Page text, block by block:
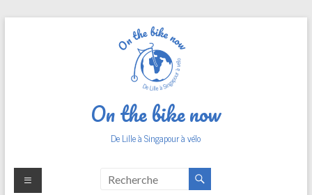
On the bike now
De Lille à Singapour à vélo